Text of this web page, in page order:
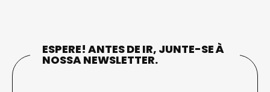
ESPERE! ANTES DE IR, JUNTE-SE À
NOSSA NEWSLETTER.